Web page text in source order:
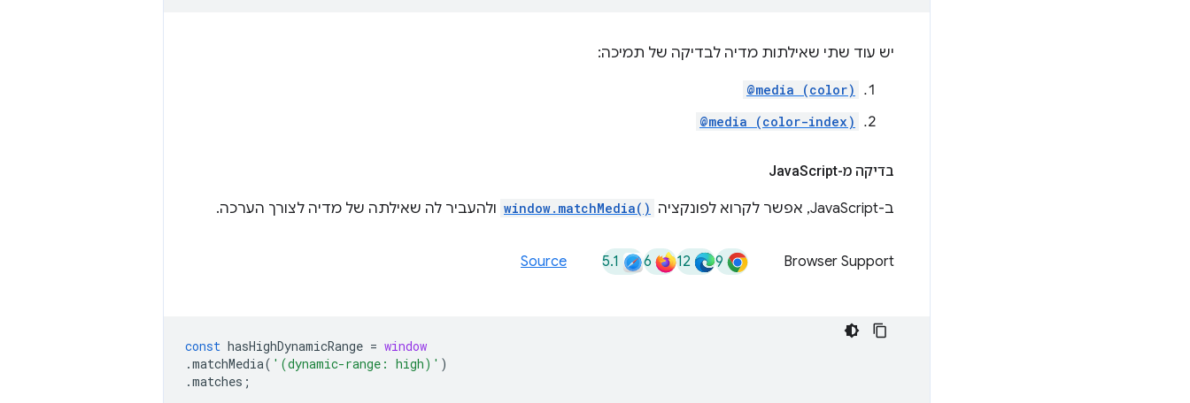
יש עוד שתי שאילתות מדיה לבדיקה של תמיכה:
@media (color)
@media (color-index)
בדיקה מ-JavaScript
ב-JavaScript, אפשר לקרוא לפונקציה window.matchMedia() ולהעביר לה שאילתה של מדיה לצורך הערכה.
Browser Support
9
12
6
5.1
Source
const hasHighDynamicRange = window
.matchMedia( '(dynamic-range: high)' )
.matches ;